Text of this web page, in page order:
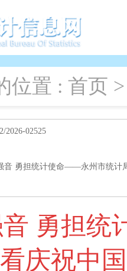
位置 : 首页
2026-02525
音 勇担统计使命——永州市统计
勇担
庆祝中